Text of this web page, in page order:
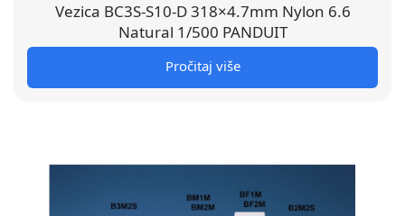
Vezica BC3S-S10-D 318×4.7mm Nylon 6.6
Natural 1/500 PANDUIT
Pročitaj više